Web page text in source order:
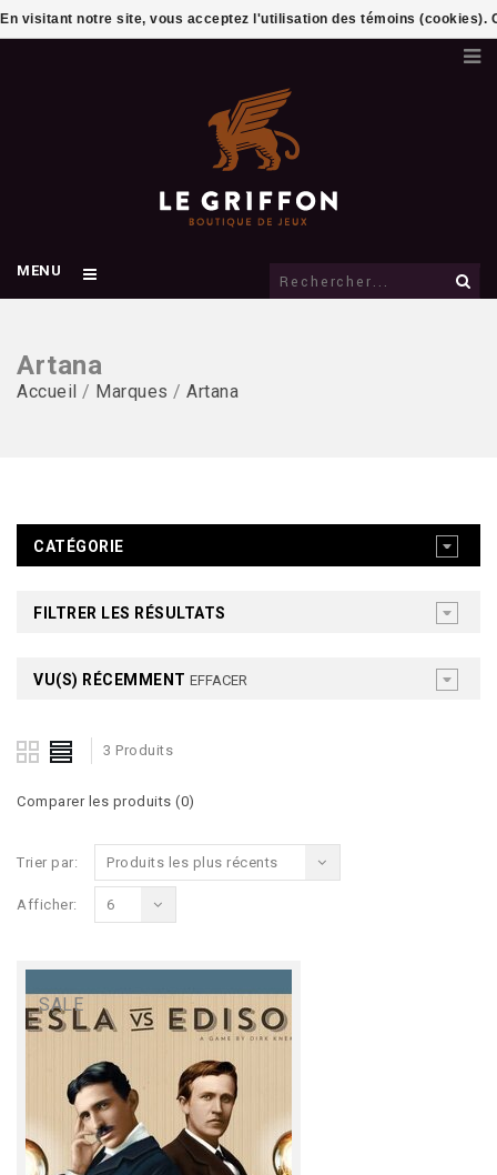
MENU
Artana
Accueil / Marques / Artana
CATÉGORIE
FILTRER LES RÉSULTATS
VU(S) RÉCEMMENT EFFACER
3 Produits
Comparer les produits (0)
Trier par: Produits les plus récents
Afficher: 6
SALE
En visitant notre site, vous acceptez l'utilisation des témoins